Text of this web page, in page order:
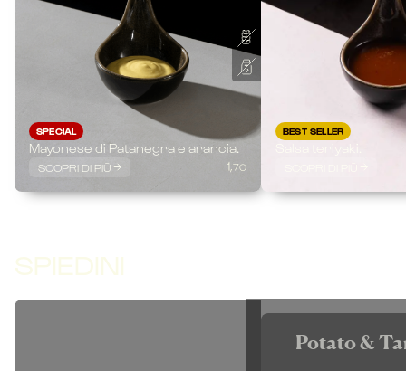
SPECIAL
Mayonese di Patanegra e arancia.
SCOPRI DI PIÙ 1,70
BEST SELLER
SPIEDINI
Potato &